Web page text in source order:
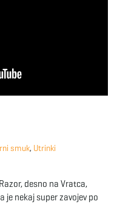
a
smuk, Utrinki
desno na Vratca,
je nekaj super zavojev po